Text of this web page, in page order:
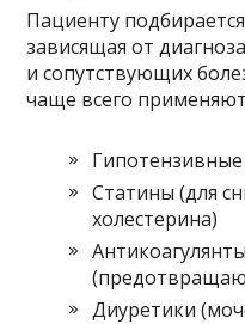
Пациенту
зависящая от
и сопутствующих
чаще всего
Статины (для
холестерина)
Диуретики